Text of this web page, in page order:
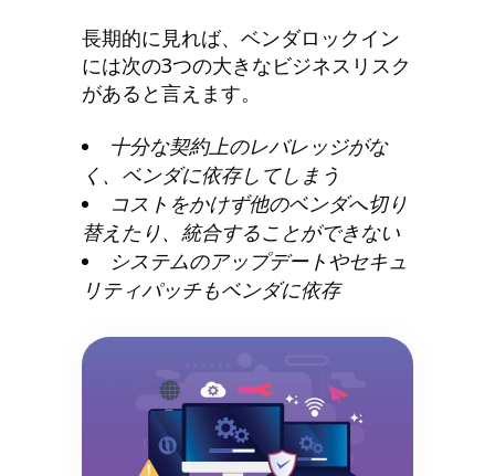
長期的に見れば、ベンダロックイン
には次の3つの大きなビジネスリスク
があると言えます。
十分な契約上のレバレッジがな
く、ベンダに依存してしまう
コストをかけず他のベンダへ切り
替えたり、統合することができない
システムのアップデートやセキュ
リティパッチもベンダに依存